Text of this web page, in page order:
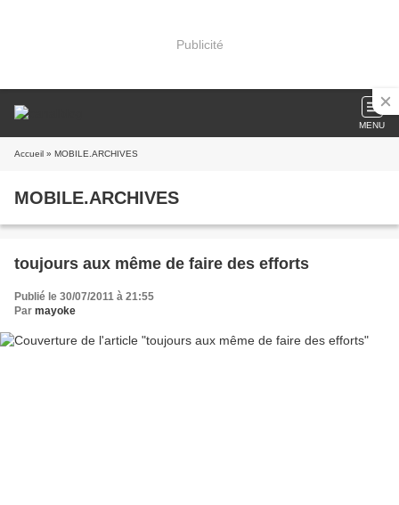
Publicité
MENU
Accueil » MOBILE.ARCHIVES
MOBILE.ARCHIVES
toujours aux même de faire des efforts
Publié le 30/07/2011 à 21:55
Par mayoke